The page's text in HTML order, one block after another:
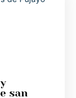
san